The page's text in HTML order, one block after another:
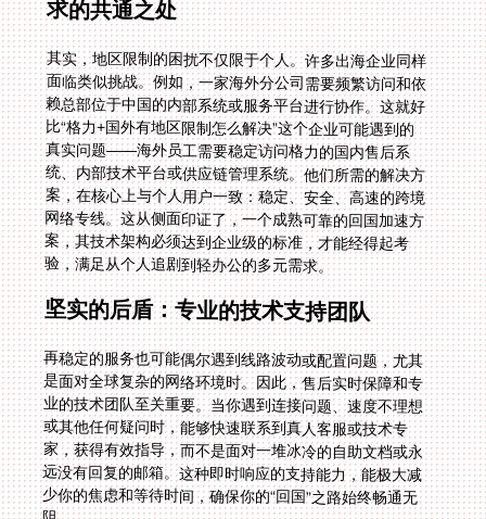
求的共通之处
其实，地区限制的困扰不仅限于个人。许多出海企业同样
面临类似挑战。例如，一家海外分公司需要频繁访问和依
赖总部位于中国的内部系统或服务平台进行协作。这就好
比“格力+国外有地区限制怎么解决”这个企业可能遇到的
真实问题——海外员工需要稳定访问格力的国内售后系
统、内部技术平台或供应链管理系统。他们所需的解决方
案，在核心上与个人用户一致：稳定、安全、高速的跨境
网络专线。这从侧面印证了，一个成熟可靠的回国加速方
案，其技术架构必须达到企业级的标准，才能经得起考
验，满足从个人追剧到轻办公的多元需求。
坚实的后盾：专业的技术支持团队
再稳定的服务也可能偶尔遇到线路波动或配置问题，尤其
是面对全球复杂的网络环境时。因此，售后实时保障和专
业的技术团队至关重要。当你遇到连接问题、速度不理想
或其他任何疑问时，能够快速联系到真人客服或技术专
家，获得有效指导，而不是面对一堆冰冷的自助文档或永
远没有回复的邮箱。这种即时响应的支持能力，能极大减
少你的焦虑和等待时间，确保你的“回国”之路始终畅通无